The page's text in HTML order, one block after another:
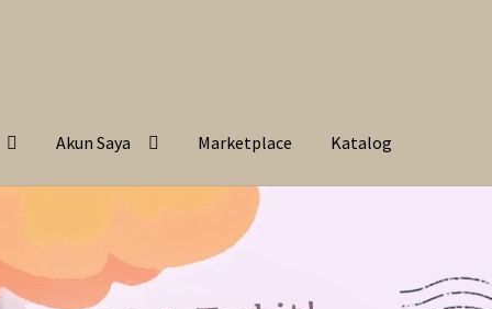
Akun Saya Marketplace Katalog